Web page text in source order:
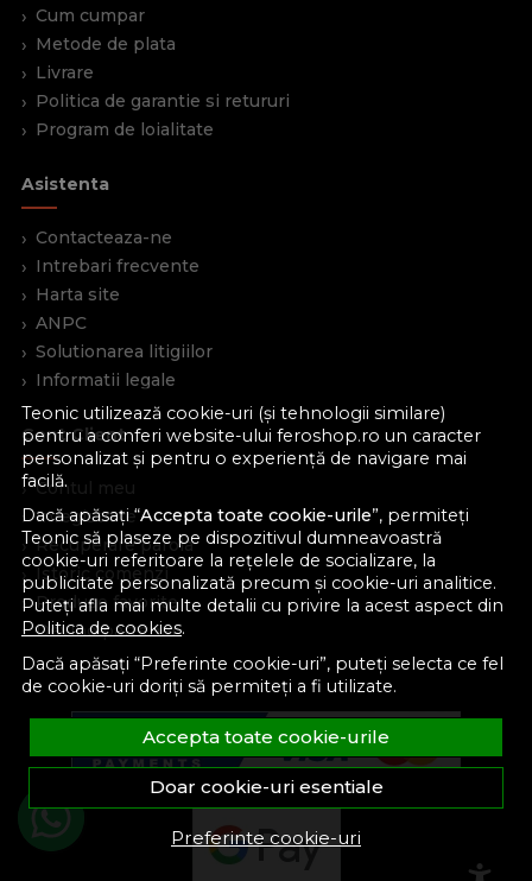
Teonic utilizează cookie-uri (și tehnologii similare)
pentru a conferi website-ului feroshop.ro un caracter
personalizat și pentru o experiență de navigare mai
facilă.
Dacă apăsați “Accepta toate cookie-urile”, permiteți
Teonic să plaseze pe dispozitivul dumneavoastră
cookie-uri referitoare la rețelele de socializare, la
publicitate personalizată precum și cookie-uri analitice.
Puteți afla mai multe detalii cu privire la acest aspect din
Politica de cookies.
Dacă apăsați “Preferinte cookie-uri”, puteți selecta ce fel
de cookie-uri doriți să permiteți a fi utilizate.
Accepta toate cookie-urile
Doar cookie-uri esentiale
Preferinte cookie-uri
Cum cumpar
Metode de plata
Livrare
Politica de garantie si retururi
Program de loialitate
Asistenta
Contacteaza-ne
Intrebari frecvente
Harta site
ANPC
Solutionarea litigiilor
Informatii legale
Cont Client
Contul meu
Inregistrare
Recuperare parola
Istoric comenzi
Produse favorite
Devino partener